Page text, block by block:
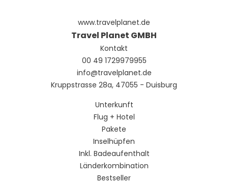
www.travelplanet.de
Travel Planet GMBH
Kontakt
00 49 1729979955
info@travelplanet.de
Kruppstrasse 28a, 47055 - Duisburg
Unterkunft
Flug + Hotel
Pakete
Inselhüpfen
Inkl. Badeaufenthalt
Länderkombination
Bestseller